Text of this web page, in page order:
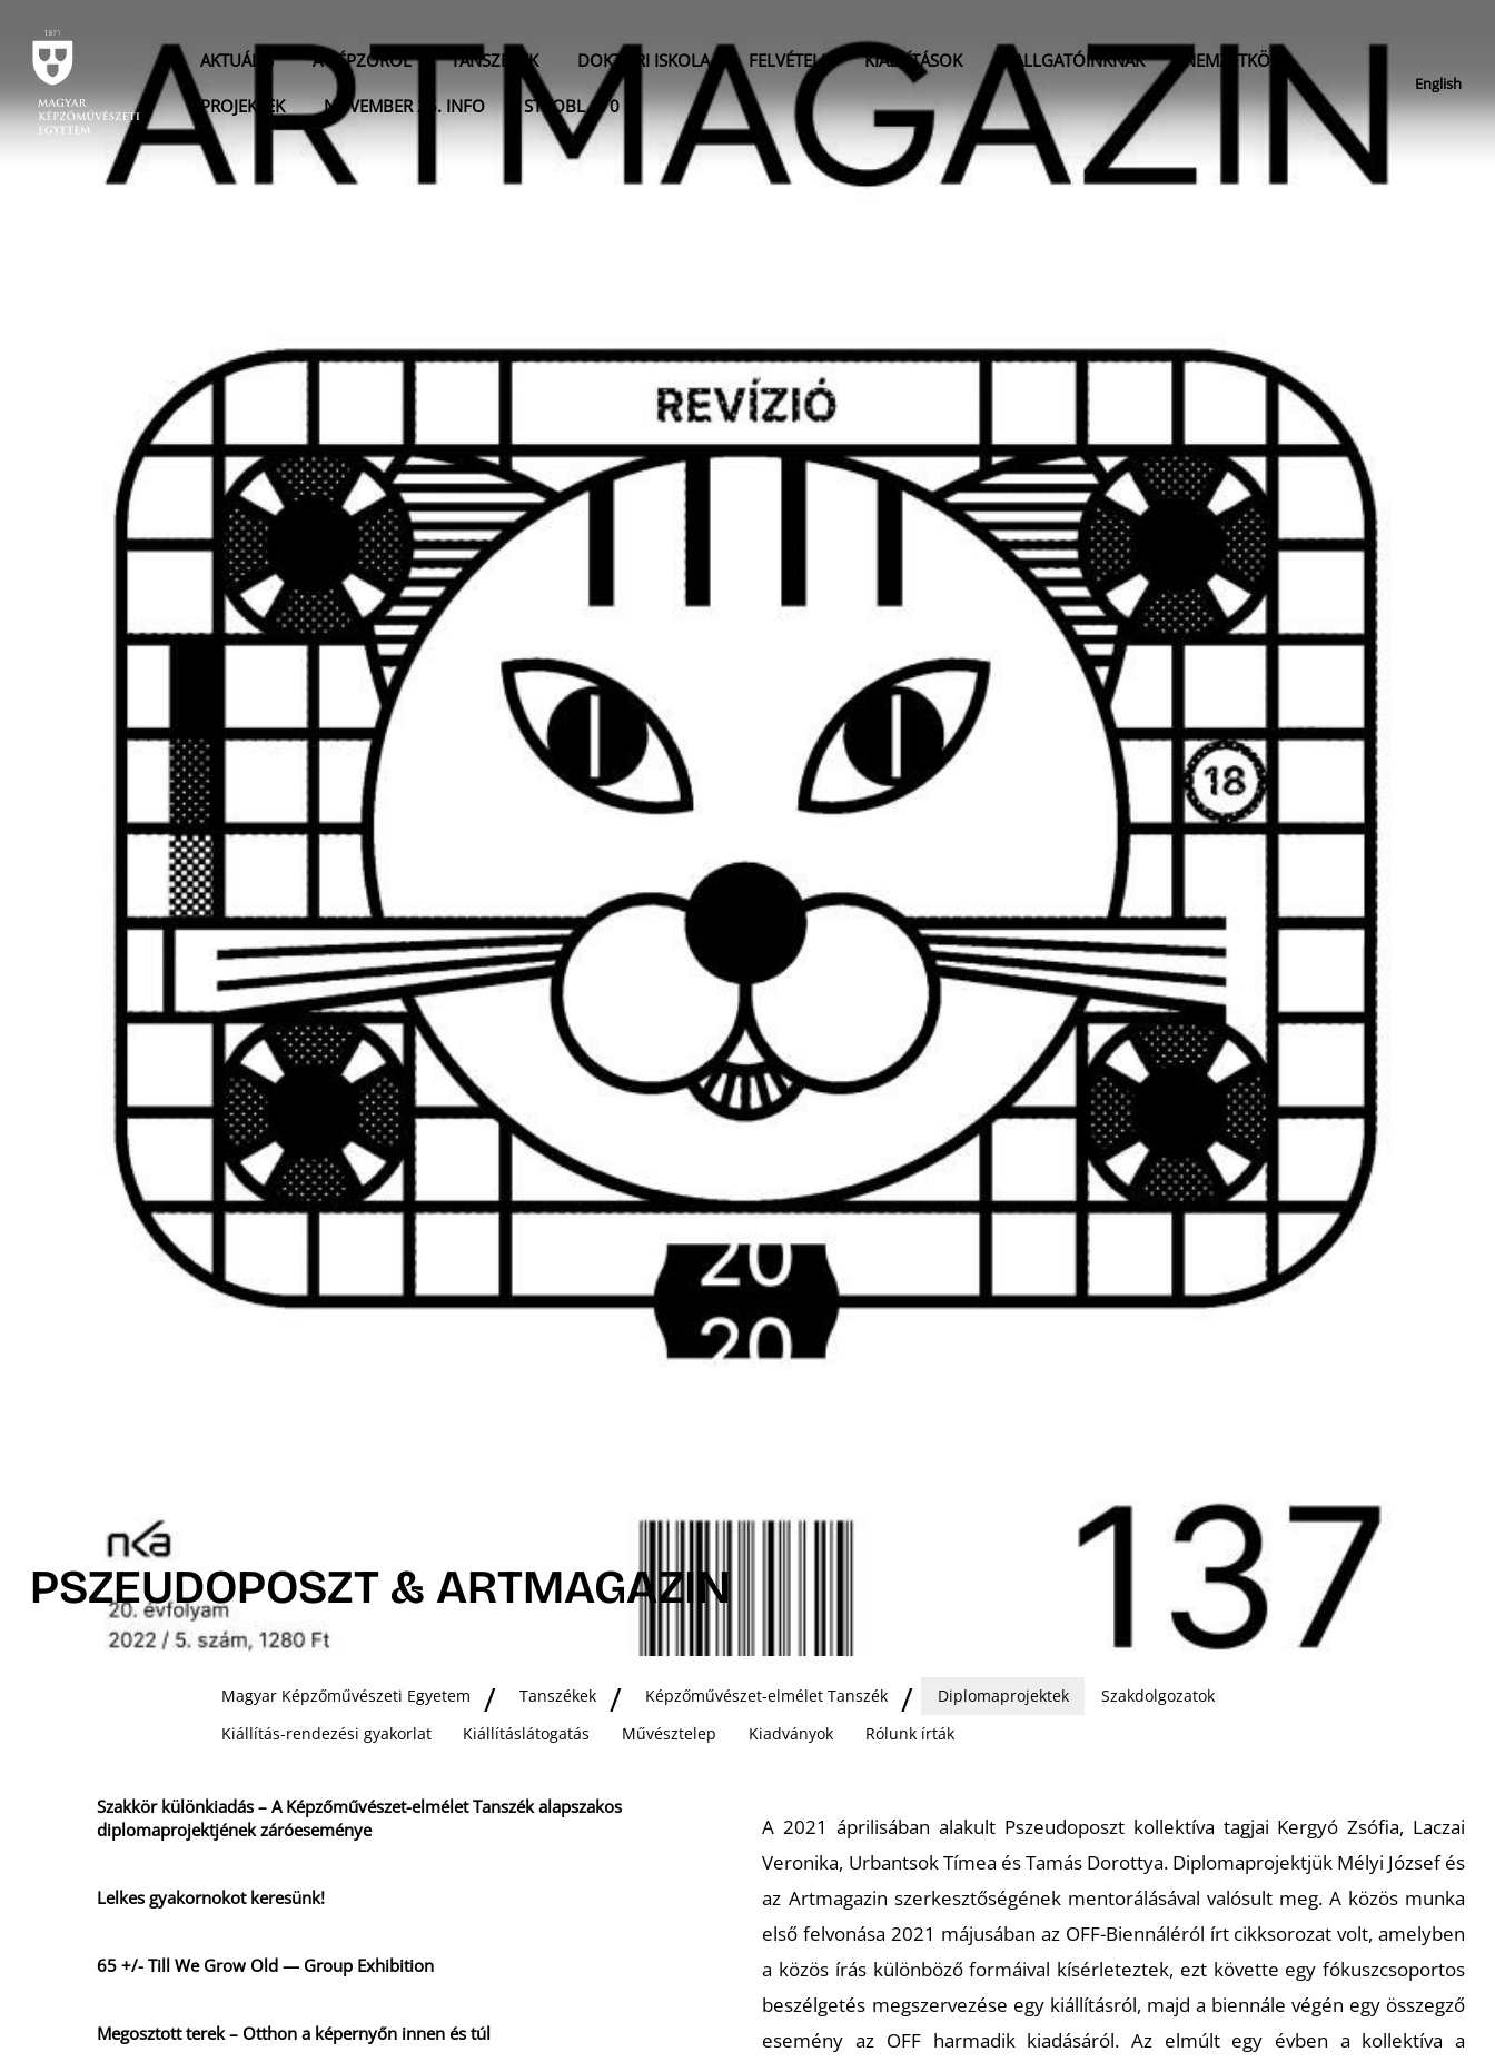
AKTUÁLIS A KÉPZŐRŐL TANSZÉKEK DOKTORI ISKOLA FELVÉTELI KIÁLLÍTÁSOK HALLGATÓINKNAK
NEMZETKÖZI
PROJEKTEK
NOVEMBER 25. INFO STROBL 170
English
PSZEUDOPOSZT & ARTMAGAZIN
Magyar Képzőművészeti Egyetem Tanszékek Képzőművészet-elmélet Tanszék Diplomaprojektek
Szakdolgozatok
Kiállítás-rendezési gyakorlat
Kiállításlátogatás Művésztelep Kiadványok Rólunk írták
Szakkör különkiadás – A Képzőművészet-elmélet Tanszék alapszakos
diplomaprojektjének záróeseménye
Lelkes gyakornokot keresünk!
65 +/- Till We Grow Old — Group Exhibition
Megosztott terek – Otthon a képernyőn innen és túl
A 2021 áprilisában alakult Pszeudoposzt kollektíva tagjai Kergyó Zsófia, Laczai
Veronika, Urbantsok Tímea és Tamás Dorottya. Diplomaprojektjük Mélyi József és
az Artmagazin szerkesztőségének mentorálásával valósult meg. A közös munka
első felvonása 2021 májusában az OFF-Biennáléról írt cikksorozat volt, amelyben
a közös írás különböző formáival kísérleteztek, ezt követte egy fókuszcsoportos
beszélgetés megszervezése egy kiállításról, majd a biennále végén egy összegző
esemény az OFF harmadik kiadásáról. Az elmúlt egy évben a kollektíva a